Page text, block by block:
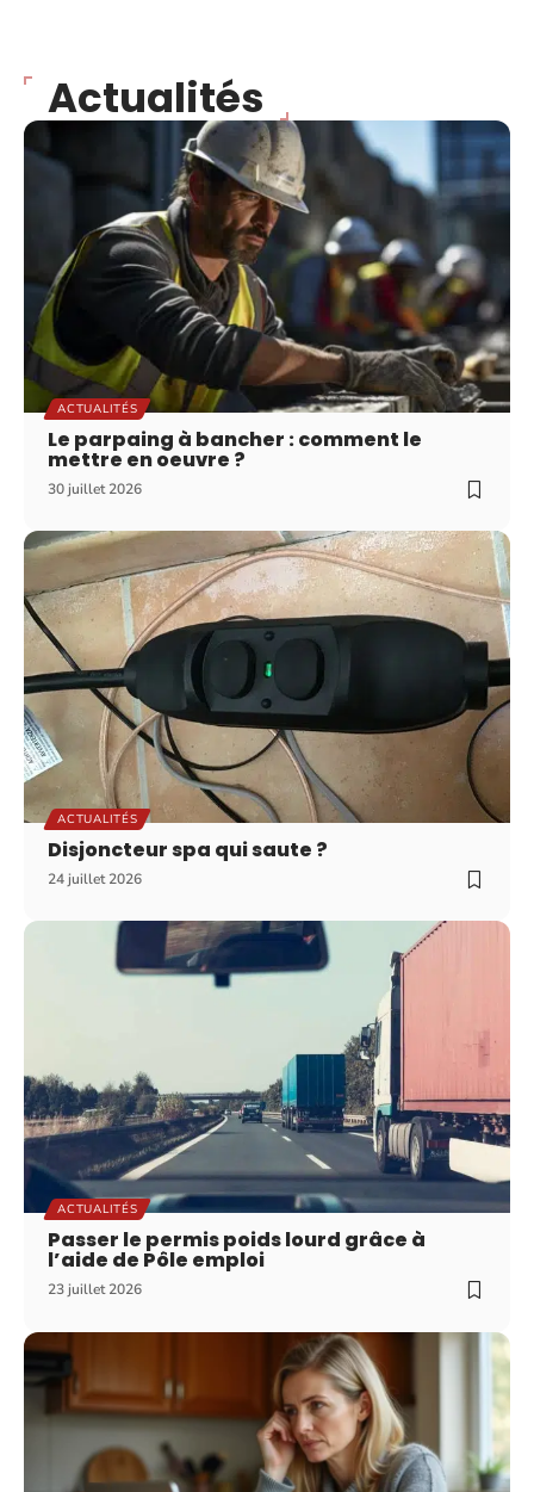
Actualités
ACTUALITÉS
Le parpaing à bancher : comment le
mettre en oeuvre ?
30 juillet 2026
ACTUALITÉS
Disjoncteur spa qui saute ?
24 juillet 2026
ACTUALITÉS
Passer le permis poids lourd grâce à
l’aide de Pôle emploi
23 juillet 2026